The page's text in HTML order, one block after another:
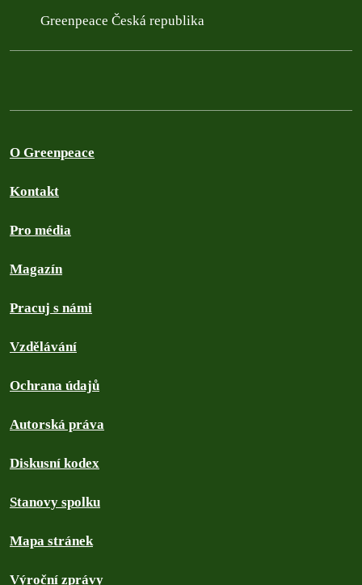
Greenpeace Česká republika
O Greenpeace
Kontakt
Pro média
Magazín
Pracuj s námi
Vzdělávání
Ochrana údajů
Autorská práva
Diskusní kodex
Stanovy spolku
Mapa stránek
Výroční zprávy